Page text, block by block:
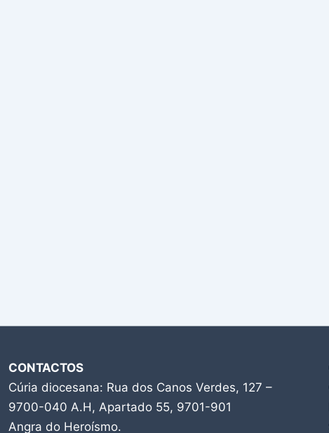
CONTACTOS
Cúria diocesana: Rua dos Canos Verdes, 127 –
9700-040 A.H, Apartado 55, 9701-901
Angra do Heroísmo.